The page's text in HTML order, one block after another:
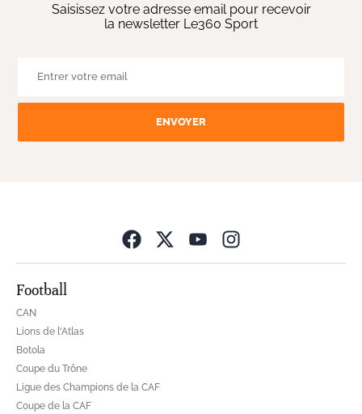
Saisissez votre adresse email pour recevoir
la newsletter Le360 Sport
ENVOYER
Football
CAN
Lions de l'Atlas
Botola
Coupe du Trône
Ligue des Champions de la CAF
Coupe de la CAF